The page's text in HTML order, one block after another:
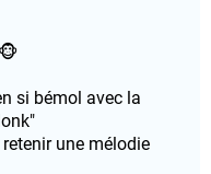
🐵
si bémol avec la
une mélodie